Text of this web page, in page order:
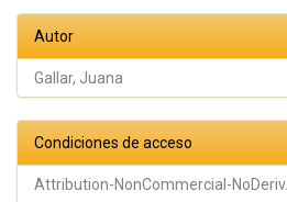
Autor
Gallar, Juana
Condiciones de acceso
Attribution-NonCommercial-NoDeriv...